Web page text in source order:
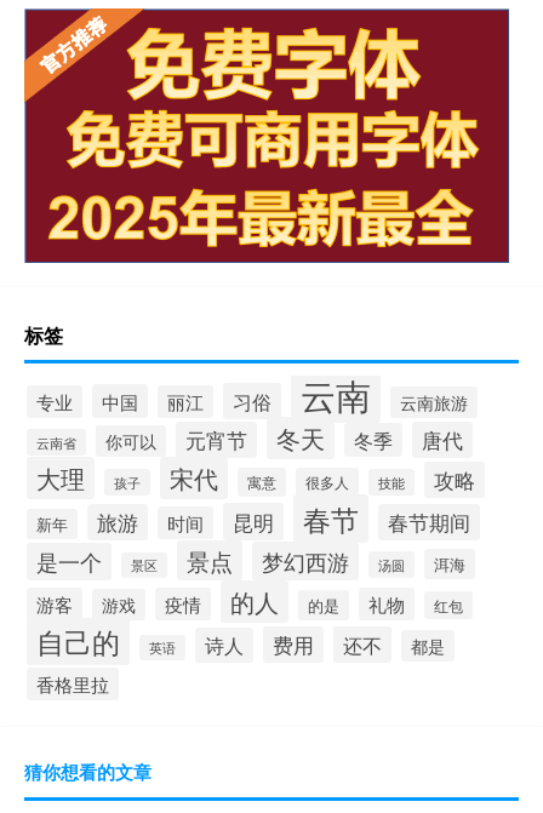
标签
专业 中国 丽江 习俗 云南 云南旅游
云南省 你可以 元宵节 冬天 冬季 唐代
大理 孩子 宋代 寓意 很多人 技能 攻略
新年 旅游 时间 昆明 春节 春节期间
是一个 景区 景点 梦幻西游 汤圆 洱海
游客 游戏 疫情 的人 的是 礼物 红包
自己的 英语 诗人 费用 还不 都是
香格里拉
猜你想看的文章